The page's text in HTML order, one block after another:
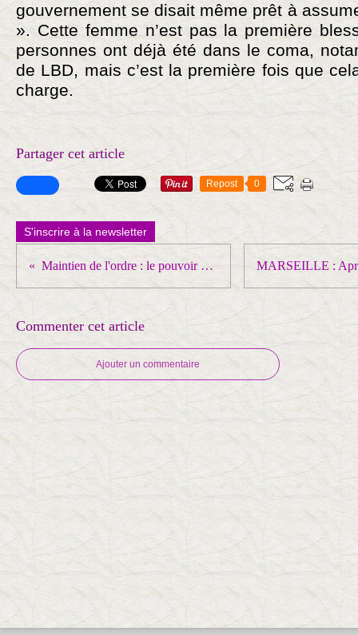
gouvernement se disait même prêt à
». Cette femme n’est pas la première
personnes ont déjà été dans le coma,
de LBD, mais c’est la première fois que
charge.
Partager cet article
Repost 0
S'inscrire à la newsletter
Maintien de l'ordre : le pouvoir oscille entre deux objectifs contradictoires
Commenter cet article
Ajouter un commentaire